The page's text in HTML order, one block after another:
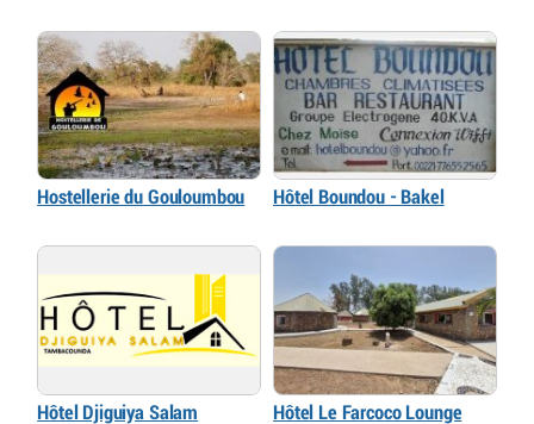
Hostellerie du Gouloumbou Hôtel Boundou - Bakel
Hôtel Djiguiya Salam
Hôtel Le Farcoco Lounge